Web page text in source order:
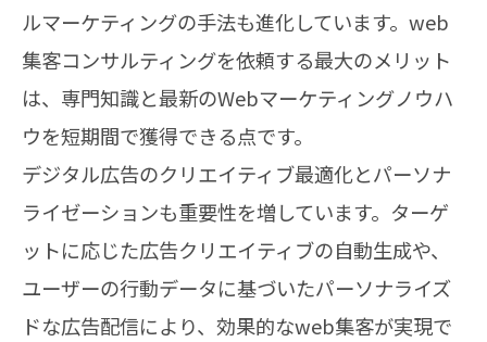
ルマーケティングの手法も進化しています。web
集客コンサルティングを依頼する最大のメリット
は、専門知識と最新のWebマーケティングノウハ
ウを短期間で獲得できる点です。
デジタル広告のクリエイティブ最適化とパーソナ
ライゼーションも重要性を増しています。ターゲ
ットに応じた広告クリエイティブの自動生成や、
ユーザーの行動データに基づいたパーソナライズ
ドな広告配信により、効果的なweb集客が実現で